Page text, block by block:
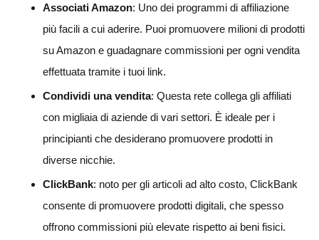
Associati Amazon: Uno dei programmi di affiliazione
più facili a cui aderire. Puoi promuovere milioni di prodotti
su Amazon e guadagnare commissioni per ogni vendita
effettuata tramite i tuoi link.
Condividi una vendita: Questa rete collega gli affiliati
con migliaia di aziende di vari settori. È ideale per i
principianti che desiderano promuovere prodotti in
diverse nicchie.
ClickBank: noto per gli articoli ad alto costo, ClickBank
consente di promuovere prodotti digitali, che spesso
offrono commissioni più elevate rispetto ai beni fisici.